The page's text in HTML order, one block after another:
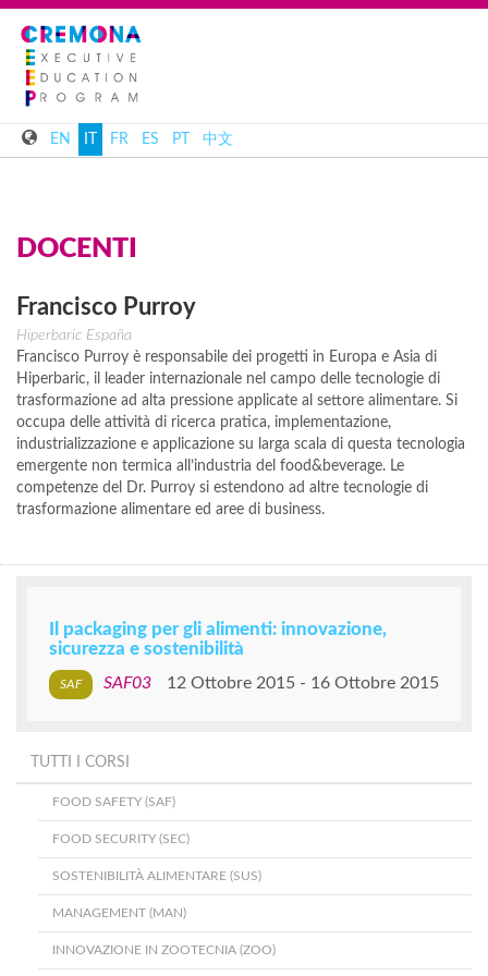
EN FR ES PT 中文
DOCENTI
Francisco Purroy
Hiperbaric España
Francisco Purroy è responsabile dei progetti in Europa e Asia di
Hiperbaric, il leader internazionale nel campo delle tecnologie di
trasformazione ad alta pressione applicate al settore alimentare. Si
occupa delle attività di ricerca pratica, implementazione,
industrializzazione e applicazione su larga scala di questa tecnologia
emergente non termica all’industria del food&beverage. Le
competenze del Dr. Purroy si estendono ad altre tecnologie di
trasformazione alimentare ed aree di business.
Il packaging per gli alimenti: innovazione,
sicurezza e sostenibilità
SAF03 12 Ottobre 2015 16 Ottobre 2015
TUTTI I CORSI
FOOD SAFETY (SAF)
FOOD SECURITY (SEC)
SOSTENIBILITÀ ALIMENTARE (SUS)
MANAGEMENT (MAN)
INNOVAZIONE IN ZOOTECNIA (ZOO)